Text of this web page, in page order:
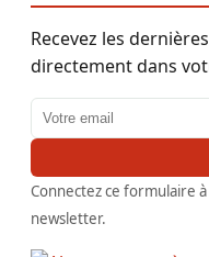
Recevez les
directement dans
Adresse email
Connectez ce formulaire
newsletter.